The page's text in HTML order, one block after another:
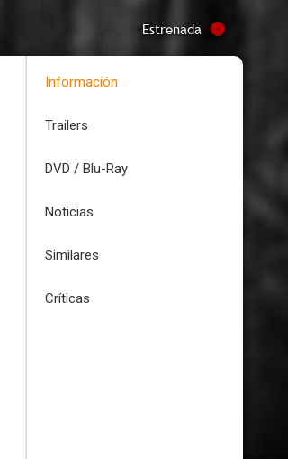
Estrenada
Información
Trailers
DVD / Blu-Ray
Noticias
Similares
Críticas